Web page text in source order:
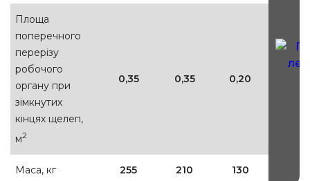
Площа
поперечного
перерізу
робочого
органу при
зімкнутих
кінцях щелеп,
м2
0,35 0,35 0,20
Маса, кг 255 210 130